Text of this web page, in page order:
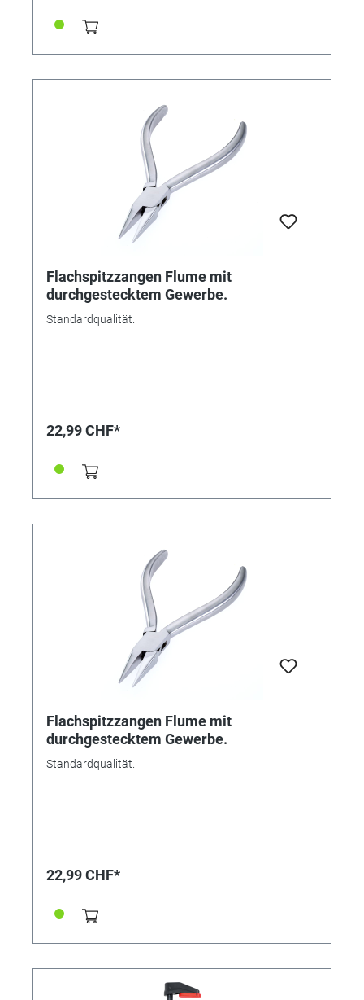
Flachspitzzangen Flume mit
durchgestecktem Gewerbe.
Standardqualität.
22,99 CHF*
Flachspitzzangen Flume mit
durchgestecktem Gewerbe.
Standardqualität.
22,99 CHF*